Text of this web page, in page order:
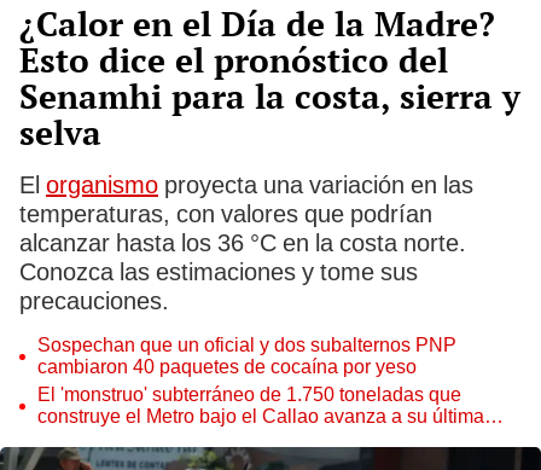
¿Calor en el Día de la Madre?
Esto dice el pronóstico del
Senamhi para la costa, sierra y
selva
El organismo proyecta una variación en las
temperaturas, con valores que podrían
alcanzar hasta los 36 °C en la costa norte.
Conozca las estimaciones y tome sus
precauciones.
Sospechan que un oficial y dos subalternos PNP
cambiaron 40 paquetes de cocaína por yeso
El 'monstruo' subterráneo de 1.750 toneladas que
construye el Metro bajo el Callao avanza a su última